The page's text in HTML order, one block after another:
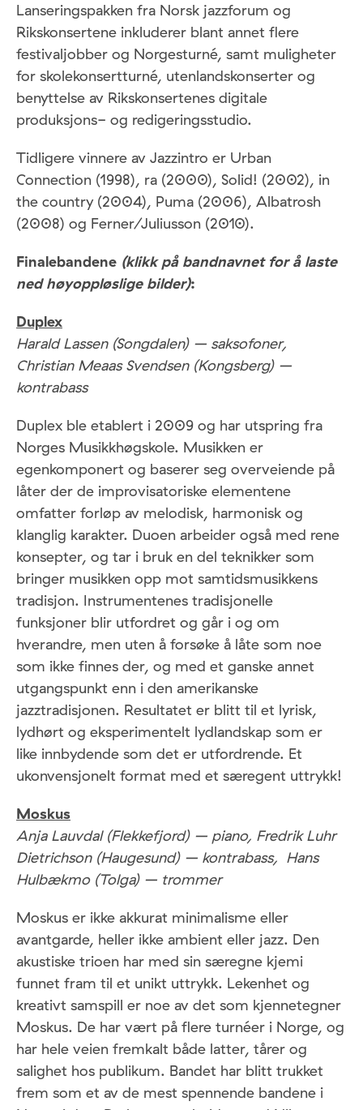
Lanseringspakken fra Norsk jazzforum og
Rikskonsertene inkluderer blant annet flere
festivaljobber og Norgesturné, samt muligheter
for skolekonsertturné, utenlandskonserter og
benyttelse av Rikskonsertenes digitale
produksjons- og redigeringsstudio.
Tidligere vinnere av Jazzintro er Urban
Connection (1998), ra (2000), Solid! (2002), in
the country (2004), Puma (2006), Albatrosh
(2008) og Ferner/Juliusson (2010).
Finalebandene (klikk på bandnavnet for å laste
ned høyoppløslige bilder):
Duplex
Harald Lassen (Songdalen) – saksofoner,
Christian Meaas Svendsen (Kongsberg) –
kontrabass
Duplex ble etablert i 2009 og har utspring fra
Norges Musikkhøgskole. Musikken er
egenkomponert og baserer seg overveiende på
låter der de improvisatoriske elementene
omfatter forløp av melodisk, harmonisk og
klanglig karakter. Duoen arbeider også med rene
konsepter, og tar i bruk en del teknikker som
bringer musikken opp mot samtidsmusikkens
tradisjon. Instrumentenes tradisjonelle
funksjoner blir utfordret og går i og om
hverandre, men uten å forsøke å låte som noe
som ikke finnes der, og med et ganske annet
utgangspunkt enn i den amerikanske
jazztradisjonen. Resultatet er blitt til et lyrisk,
lydhørt og eksperimentelt lydlandskap som er
like innbydende som det er utfordrende. Et
ukonvensjonelt format med et særegent uttrykk!
Moskus
Anja Lauvdal (Flekkefjord) – piano, Fredrik Luhr
Dietrichson (Haugesund) – kontrabass, Hans
Hulbækmo (Tolga) – trommer
Moskus er ikke akkurat minimalisme eller
avantgarde, heller ikke ambient eller jazz. Den
akustiske trioen har med sin særegne kjemi
funnet fram til et unikt uttrykk. Lekenhet og
kreativt samspill er noe av det som kjennetegner
Moskus. De har vært på flere turnéer i Norge, og
har hele veien fremkalt både latter, tårer og
salighet hos publikum. Bandet har blitt trukket
frem som et av de mest spennende bandene i